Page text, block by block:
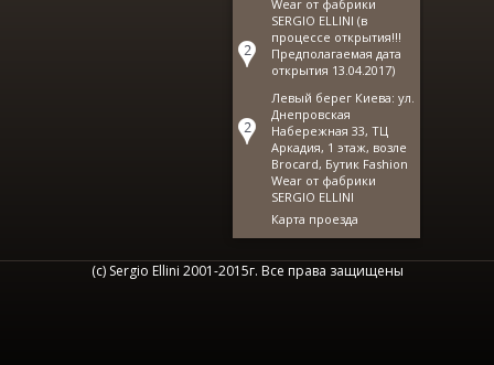
Wear от фабрики
SERGIO ELLINI (в
процессе открытия!!!
Предполагаемая дата
открытия 13.04.2017)
Левый берег Киева: ул.
Днепровская
Набережная 33, ТЦ
Аркадия, 1 этаж, возле
Brocard, Бутик Fashion
Wear от фабрики
SERGIO ELLINI
Карта проезда
(с) Sergio Ellini 2001-2015г. Все права защищены